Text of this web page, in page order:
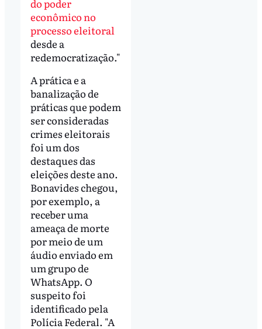
do poder
econômico no
processo eleitoral
desde a
redemocratização."
A prática e a
banalização de
práticas que podem
ser consideradas
crimes eleitorais
foi um dos
destaques das
eleições deste ano.
Bonavides chegou,
por exemplo, a
receber uma
ameaça de morte
por meio de um
áudio enviado em
um grupo de
WhatsApp. O
suspeito foi
identificado pela
Polícia Federal. "A